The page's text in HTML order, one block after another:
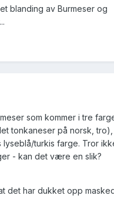
blanding av Burmeser og
som kommer i tre
tonkaneser på norsk,
turkis farge. Tror
- kan det være en slik?
det har dukket opp